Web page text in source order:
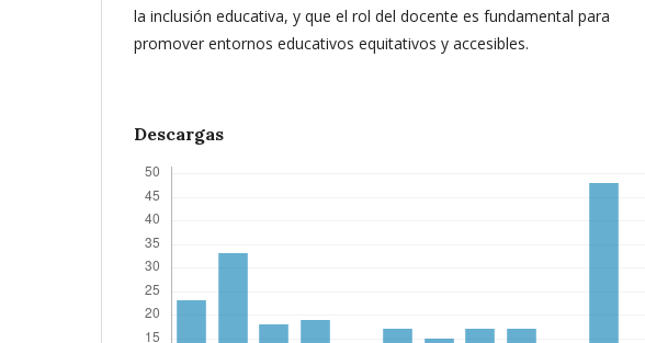
la inclusión educativa, y que el rol del docente es fundamental para
promover entornos educativos equitativos y accesibles.
Descargas